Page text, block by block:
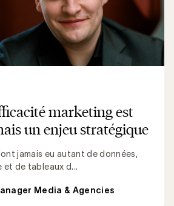
marketing est
un enjeu stratégique
jamais eu autant de données,
et de tableaux d...
Media & Agencies